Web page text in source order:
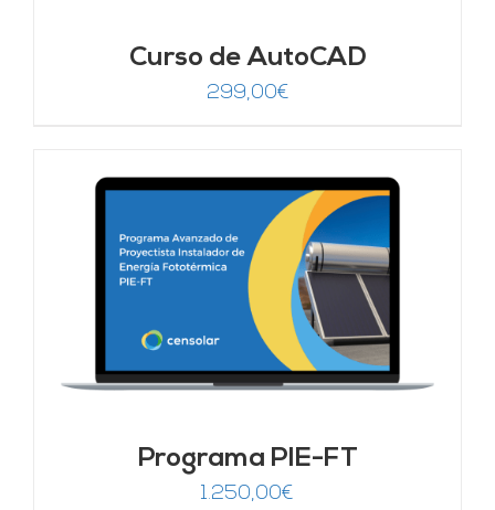
Curso de AutoCAD
299,00€
Programa PIE-FT
1.250,00€